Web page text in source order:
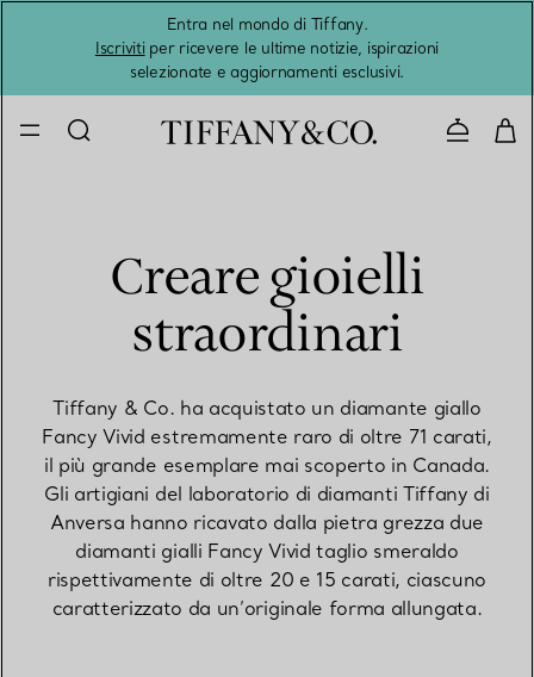
Entra nel mondo di Tiffany.
Iscrivitiper ricevere le ultime notizie, ispirazioni
selezionate e aggiornamenti esclusivi.
Creare gioielli
straordinari
Tiffany & Co. ha acquistato un diamante giallo
Fancy Vivid estremamente raro di oltre 71 carati,
il più grande esemplare mai scoperto in Canada.
Gli artigiani del laboratorio di diamanti Tiffany di
Anversa hanno ricavato dalla pietra grezza due
diamanti gialli Fancy Vivid taglio smeraldo
rispettivamente di oltre 20 e 15 carati, ciascuno
caratterizzato da un’originale forma allungata.